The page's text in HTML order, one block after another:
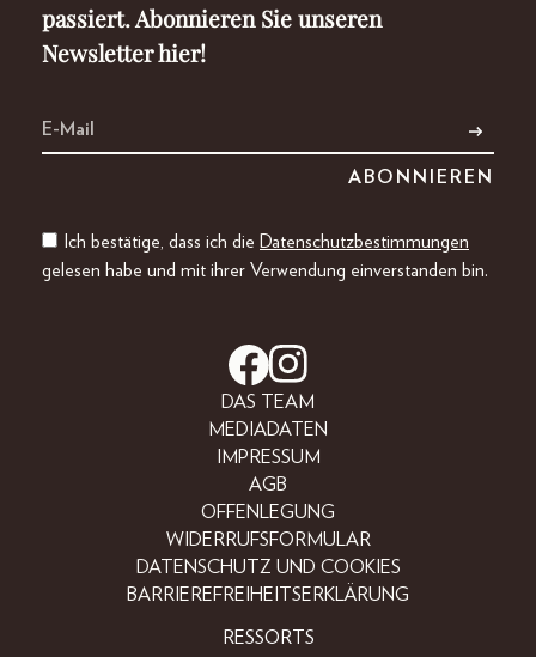
passiert. Abonnieren Sie unseren
Newsletter hier!
Ich bestätige, dass ich die Datenschutzbestimmungen
gelesen habe und mit ihrer Verwendung einverstanden bin.
DAS TEAM
MEDIADATEN
IMPRESSUM
AGB
OFFENLEGUNG
WIDERRUFSFORMULAR
DATENSCHUTZ UND COOKIES
BARRIEREFREIHEITSERKLÄRUNG
RESSORTS